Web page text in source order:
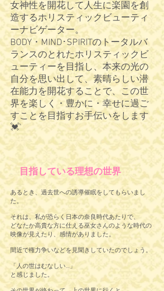
女神性を開花して人生に楽園を創
造するホリスティックビューティ
ーナビゲーター。
​BODY・MIND･SPIRITのトータルバ
ランスのとれたホリスティックビ
ューティーを目指し、本来の光の
自分を思い出して、素晴らしい潜
在能力を開花することで、この世
界を楽しく・豊かに・幸せに過ご
すことを目指すお手伝いをします
💓'
目指している理想の世界
あるとき、過去世への誘導催眠をしてもらいまし
た。
それは、私が恐らく日本の奈良時代あたりで、
どなたか高貴な方に仕える巫女さんのような時代の
映像が見えたり、感情がありました。
間近で権力争いなどを見聞きしていたのでしょう。
「人の世はむなしい…」
と感じました。